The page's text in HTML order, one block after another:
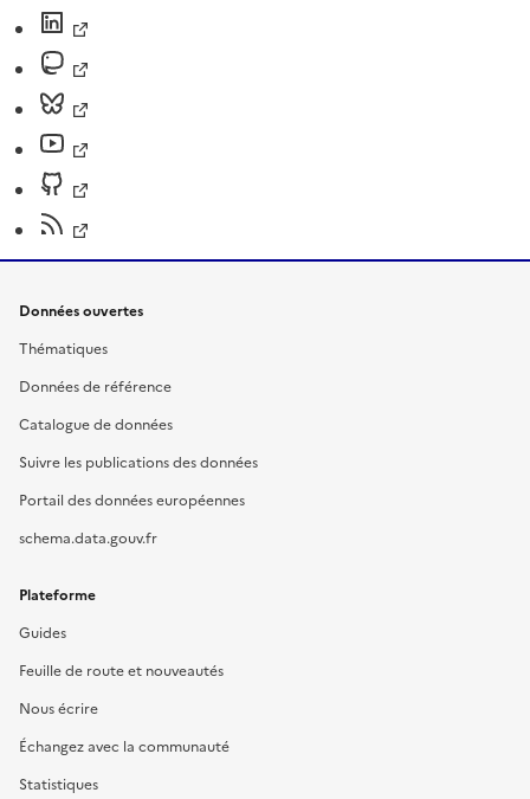
Données ouvertes
Thématiques
Données de référence
Catalogue de données
Suivre les publications des données
Portail des données européennes
schema.data.gouv.fr
Plateforme
Guides
Feuille de route et nouveautés
Nous écrire
Échangez avec la communauté
Statistiques